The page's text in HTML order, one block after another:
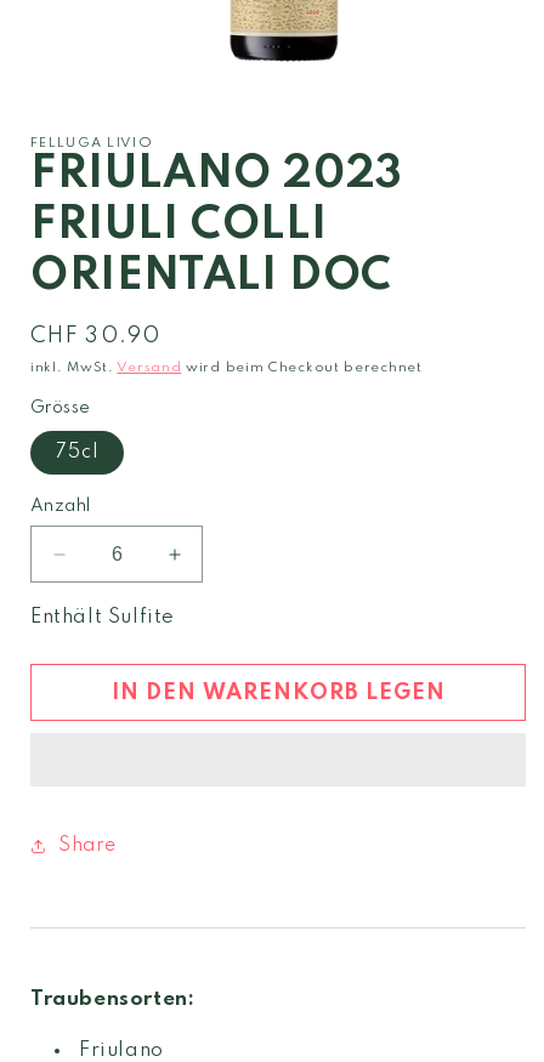
Modal
öffnen
FELLUGA LIVIO
FRIULANO 2023
FRIULI COLLI
ORIENTALI DOC
Normaler
Preis
CHF 30.90
inkl. MwSt.Versand wird beim Checkout berechnet
Grösse
75cl
Anzahl
Verringere
die
Menge
Friulano
Friuli
Erhöhe
die
Friulano
2023
Friuli
Enthält Sulfite
IN DEN WARENKORB LEGEN
Share
Traubensorten:
Friulano